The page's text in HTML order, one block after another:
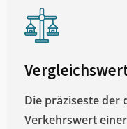
Die präziseste
Verkehrswert